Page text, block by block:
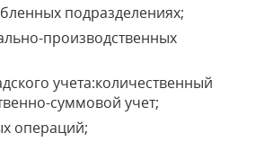
подразделениях;
производственных
учета:количественный
суммовой учет;
операций;